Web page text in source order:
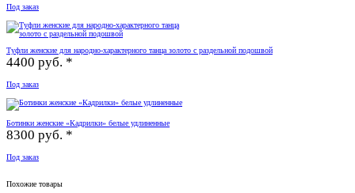
Под заказ
Туфли женские для народно-характерного танца золото с раздельной подошвой
4400 руб. *
Под заказ
Ботинки женские «Кадрилки» белые удлиненные
8300 руб. *
Под заказ
Похожие товары